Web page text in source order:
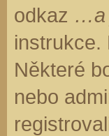
odkaz …a
instrukce.
Některé
nebo